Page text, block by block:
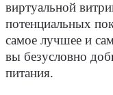
виртуальной
потенциальных
самое лучшее и
вы безусловно
питания.